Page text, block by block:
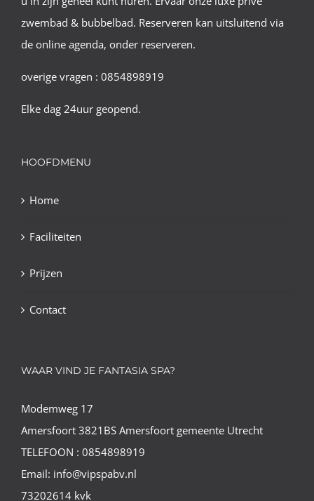
zwembad & bubbelbad. Reserveren kan uitsluitend via
de online agenda, onder reserveren.
overige vragen : 0854898919
Elke dag 24uur geopend.
HOOFDMENU
Home
Faciliteiten
Prijzen
Contact
WAAR VIND JE FANTASIA SPA?
Modemweg 17
Amersfoort 3821BS Amersfoort gemeente Utrecht
TELEFOON : 0854898919
Email: info@vipspabv.nl
73202614 kvk